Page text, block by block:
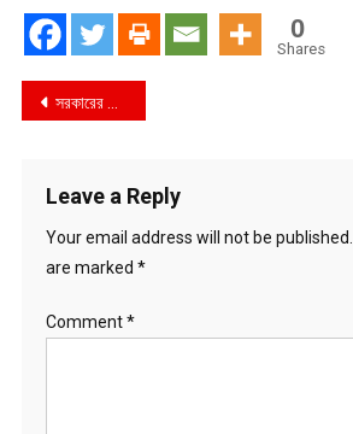
0
Shares
Post
সরকারের বিশেষ উদ্যোগ সাফল্যের এক বছর
Leave a Reply
Your email address will not be published.
are marked *
Comment*